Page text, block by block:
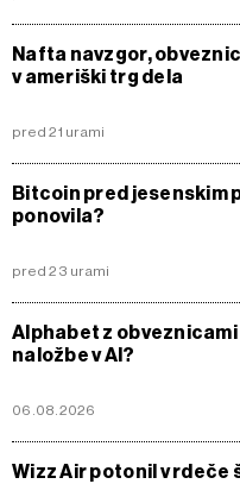
Nafta navzgor,
v ameriški trg dela
pred 21 urami
Bitcoin pred jesenskim
ponovila?
pred 23 urami
Alphabet z
naložbe v AI?
06.08.2026
Wizz Air potonil v rdeče